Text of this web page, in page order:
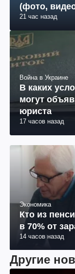
(фото,
21 час назад
Война в Украине
В каких
могут
юриста
17 часов назад
Экономика
Кто из
в 70% от
14 часов назад
Другие